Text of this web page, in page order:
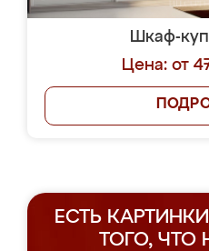
Шкаф-
Цена: от
ЕСТЬ
ТОГО, ЧТО